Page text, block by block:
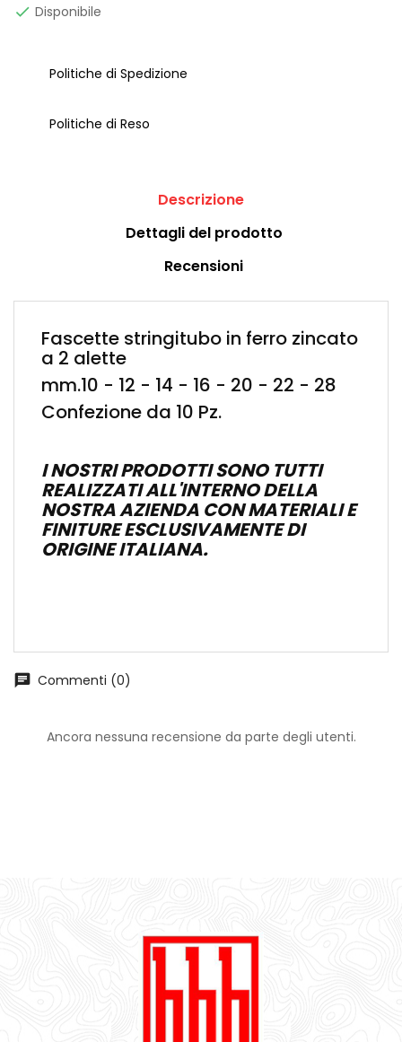
 Disponibile
Politiche di Spedizione
Politiche di Reso
Descrizione
Dettagli del prodotto
Recensioni
Fascette stringitubo in ferro zincato
a 2 alette
mm.10 - 12 - 14 - 16 - 20 - 22 - 28
Confezione da 10 Pz.
I NOSTRI PRODOTTI SONO TUTTI
REALIZZATI ALL'INTERNO DELLA
NOSTRA AZIENDA CON MATERIALI E
FINITURE ESCLUSIVAMENTE DI
ORIGINE ITALIANA.
chat Commenti (0)
Ancora nessuna recensione da parte degli utenti.